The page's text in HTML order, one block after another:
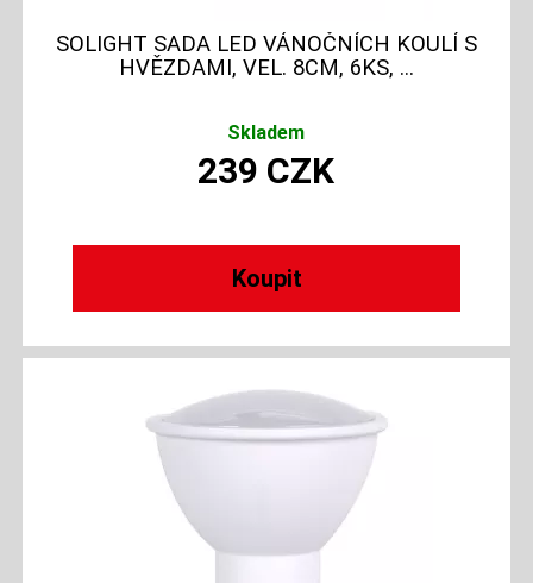
SOLIGHT SADA LED VÁNOČNÍCH KOULÍ S
HVĚZDAMI, VEL. 8CM, 6KS, ...
Skladem
239 CZK